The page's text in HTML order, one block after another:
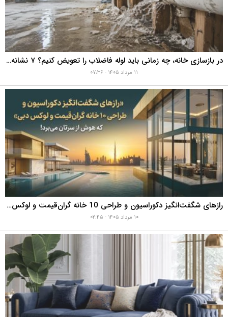
راهنمای خرید چوب پلاست نما + دستورالعمل نصب اصولی
۱۱ مرداد ۱۴۰۵ - ۰۷:۵۷
در بازسازی خانه، چه زمانی باید لوله فاضلاب را تعویض کنیم؟ ۷ نشانه‌ای که نباید نادیده بگیرید
۱۱ مرداد ۱۴۰۵ - ۰۷:۳۶
رازهای شگفت‌انگیز دکوراسیون و طراحی 10 خانه گران‌قیمت و لوکس دبی که هوش از سرتان می‌برد!